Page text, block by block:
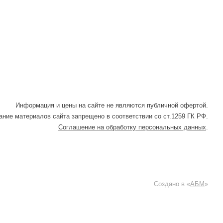
Информация и цены на сайте не являются публичной офертой.
материалов сайта запрещено в соответствии со ст.1259 ГК РФ.
Соглашение на обработку персональных данных.
Создано в «АБМ »